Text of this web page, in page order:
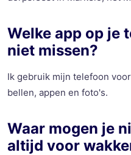
Welke app op je
niet missen?
Ik gebruik mijn telefoon
bellen, appen en foto's.
Waar mogen je
altijd voor